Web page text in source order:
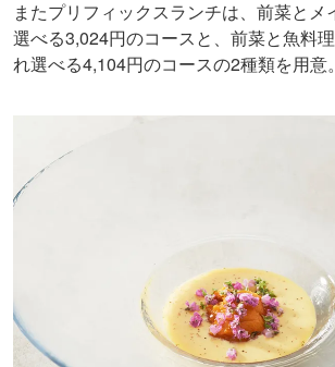
またプリフィックスランチは、前菜とメ
選べる3,024円のコースと、前菜と魚料
れ選べる4,104円のコースの2種類を用意。